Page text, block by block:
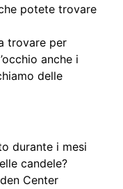
potete trovare
trovare per
anche i
delle
durante i mesi
candele?
Center